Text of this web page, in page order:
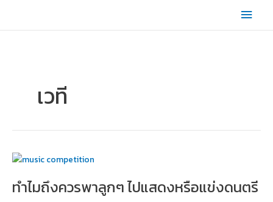
content
Main
เวที
ทำไมถึงควรพาลูกๆ ไปแสดงหรือแข่งดนตรี
ทำไม
ควร